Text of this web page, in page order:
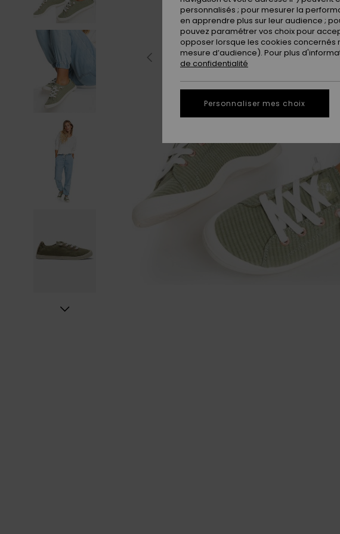
personnalisés ; pour mesurer la
en apprendre plus sur leur audience ;
pouvez paramétrer vos choix pour
opposer lorsque les cookies
mesure d’audience). Pour plus
de confidentialité
Personnaliser mes choix